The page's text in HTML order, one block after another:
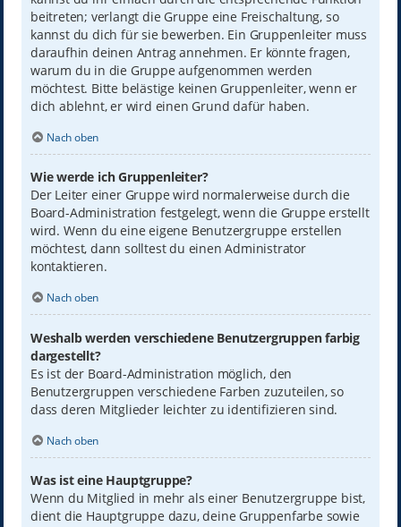
beitreten; verlangt die Gruppe eine Freischaltung, so
kannst du dich für sie bewerben. Ein Gruppenleiter muss
daraufhin deinen Antrag annehmen. Er könnte fragen,
warum du in die Gruppe aufgenommen werden
möchtest. Bitte belästige keinen Gruppenleiter, wenn er
dich ablehnt, er wird einen Grund dafür haben.
Nach oben
Wie werde ich Gruppenleiter?
Der Leiter einer Gruppe wird normalerweise durch die
Board-Administration festgelegt, wenn die Gruppe erstellt
wird. Wenn du eine eigene Benutzergruppe erstellen
möchtest, dann solltest du einen Administrator
kontaktieren.
Nach oben
Weshalb werden verschiedene Benutzergruppen farbig
dargestellt?
Es ist der Board-Administration möglich, den
Benutzergruppen verschiedene Farben zuzuteilen, so
dass deren Mitglieder leichter zu identifizieren sind.
Nach oben
Was ist eine Hauptgruppe?
Wenn du Mitglied in mehr als einer Benutzergruppe bist,
dient die Hauptgruppe dazu, deine Gruppenfarbe sowie